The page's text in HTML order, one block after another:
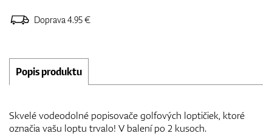
Doprava 4.95 €
Popis produktu
Skvelé vodeodolné popisovače golfových loptičiek, ktoré
označia vašu loptu trvalo! V balení po 2 kusoch.